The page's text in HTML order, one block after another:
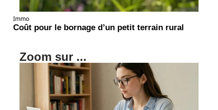
Immo
Coût pour le bornage d’un petit terrain rural
Zoom sur ...